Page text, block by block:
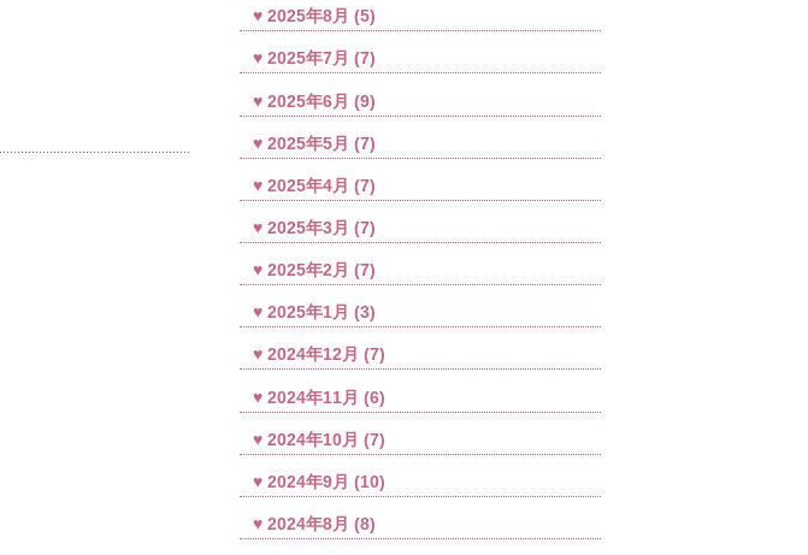
2025年8月 (5)
2025年7月 (7)
2025年6月 (9)
2025年5月 (7)
2025年4月 (7)
2025年3月 (7)
2025年2月 (7)
2025年1月 (3)
2024年12月 (7)
2024年11月 (6)
2024年10月 (7)
2024年9月 (10)
2024年8月 (8)